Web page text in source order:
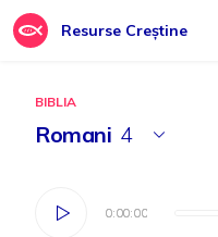
Resurse Creștine
BIBLIA
Romani 4
0:00:00
0:00:00